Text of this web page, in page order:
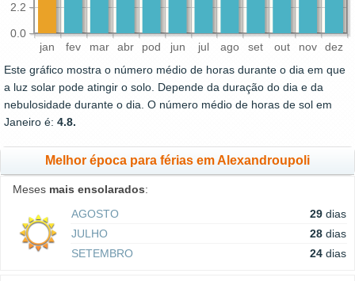
jan fev mar abr pod jun jul ago set out nov dez
0.0
2.2
Este gráfico mostra o número médio de horas durante o dia em que
a luz solar pode atingir o solo. Depende da duração do dia e da
nebulosidade durante o dia. O número médio de horas de sol em
Janeiro é: 4.8.
Melhor época para férias em Alexandroupoli
Meses mais ensolarados:
AGOSTO
29 dias
JULHO
28 dias
SETEMBRO
24 dias